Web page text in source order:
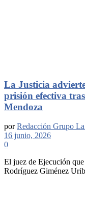
La Justicia
prisión efectiva
Mendoza
por Redacción Grupo
16 junio, 2026
0
El juez de Ejecución
Rodríguez Giménez